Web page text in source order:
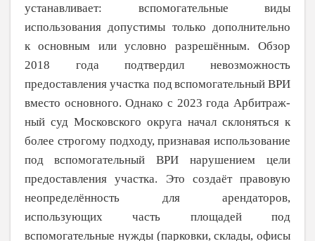
устанавливает: вспомогательные виды
использования допу­стимы только дополнительно
к основным или условно разрешённым. Обзор
2018 года подтвердил невозможность
предоставления участка подвспомогательный ВРИ
вместо основного. Однако с 2023 года Арбитраж­
ный суд Московского округа начал скло­няться к
более строгому подходу, признавая использование
под
вспомогательный ВРИ нарушением цели
предоставления участка. Это создаёт правовую
неопределённость для
арендаторов,
использующих часть пло­щадей под
вспомогательные нужды (пар­ковки, склады, офисы